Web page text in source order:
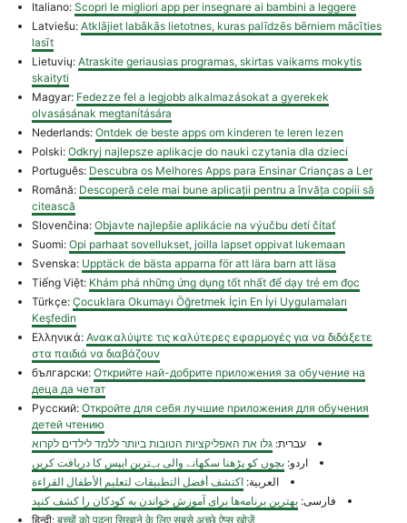
Italiano: Scopri le migliori app per insegnare ai bambini a leggere
Latviešu: Atklājiet labākās lietotnes, kuras palīdzēs bērniem mācīties
lasīt
Lietuvių: Atraskite geriausias programas, skirtas vaikams mokytis
skaityti
Magyar: Fedezze fel a legjobb alkalmazásokat a gyerekek
olvasásának megtanítására
Nederlands: Ontdek de beste apps om kinderen te leren lezen
Polski: Odkryj najlepsze aplikacje do nauki czytania dla dzieci
Português: Descubra os Melhores Apps para Ensinar Crianças a Ler
Română: Descoperă cele mai bune aplicații pentru a învăța copiii să
citească
Slovenčina: Objavte najlepšie aplikácie na výučbu detí čítať
Suomi: Opi parhaat sovellukset, joilla lapset oppivat lukemaan
Svenska: Upptäck de bästa apparna för att lära barn att läsa
Tiếng Việt: Khám phá những ứng dụng tốt nhất để dạy trẻ em đọc
Türkçe: Çocuklara Okumayı Öğretmek İçin En İyi Uygulamaları
Keşfedin
Ελληνικά: Ανακαλύψτε τις καλύτερες εφαρμογές για να διδάξετε
στα παιδιά να διαβάζουν
български: Открийте най-добрите приложения за обучение на
деца да четат
Русский: Откройте для себя лучшие приложения для обучения
детей чтению
עברית: גלו את האפליקציות הטובות ביותר ללמד לילדים לקרוא
اردو: بچوں کو پڑھنا سکھانے والی بہترین ایپس کا دریافت کریں
العربية: اكتشف أفضل التطبيقات لتعليم الأطفال القراءة
فارسی: بهترین برنامه‌ها برای آموزش خواندن به کودکان را کشف کنید
हिन्दी: बच्चों को पढ़ना सिखाने के लिए सबसे अच्छे ऐप्स खोजें